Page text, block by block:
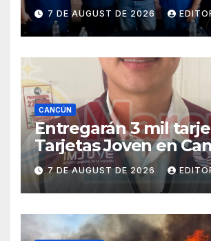
7 DE AUGUST DE 2026
CANCÚN
Entregarán 3 mil
Tarjetas Joven en
7 DE AUGUST DE 2026